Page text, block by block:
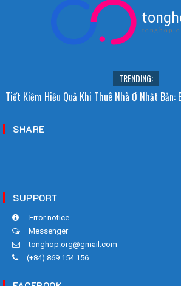
TRENDING:
Tiết Kiệm Hiệu Quả Khi Thuê Nhà Ở Nhật Bản:
SHARE
SUPPORT
Error notice
Messenger
tonghop.org@gmail.com
(+84) 869 154 156